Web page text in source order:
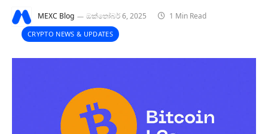
MEXC Blog ඔක්තෝබර් 6, 2025 1 Min Read
CRYPTO NEWS & UPDATES